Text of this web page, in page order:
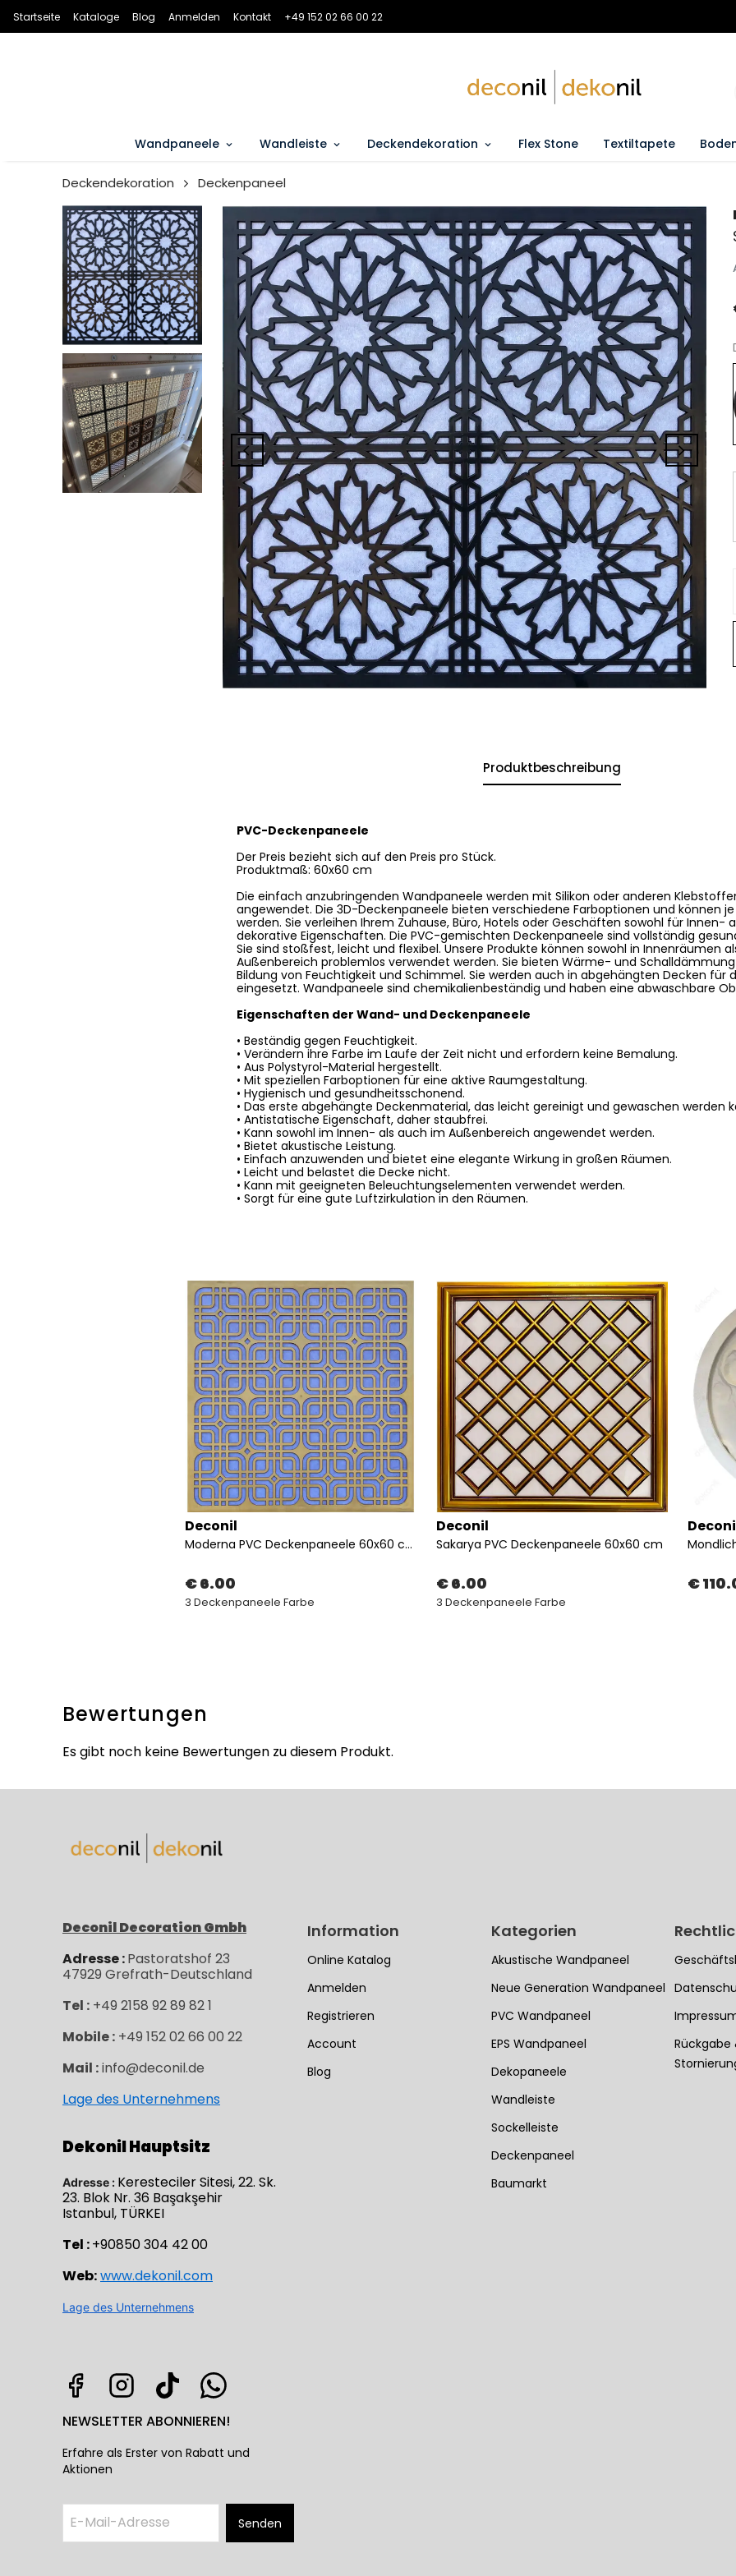
Startseite Kataloge Blog Anmelden Kontakt +49 152 02 66 00 22
Wandpaneele Wandleiste Deckendekoration Flex Stone Textiltapete
Deckendekoration Deckenpaneel
Produktbeschreibung
PVC-Deckenpaneele
Der Preis bezieht sich auf den Preis pro Stück.
Produktmaß: 60x60 cm
Die einfach anzubringenden Wandpaneele werden mit Silikon oder anderen
angewendet. Die 3D-Deckenpaneele bieten verschiedene Farboptionen und können
werden. Sie verleihen Ihrem Zuhause, Büro, Hotels oder Geschäften sowohl für Innen-
dekorative Eigenschaften. Die PVC-gemischten Deckenpaneele sind vollständig
Sie sind stoßfest, leicht und flexibel. Unsere Produkte können sowohl in Innenräumen
Außenbereich problemlos verwendet werden. Sie bieten Wärme- und
Bildung von Feuchtigkeit und Schimmel. Sie werden auch in abgehängten Decken für
eingesetzt. Wandpaneele sind chemikalienbeständig und haben eine abwaschbare
Eigenschaften der Wand- und Deckenpaneele
• Beständig gegen Feuchtigkeit.
• Verändern ihre Farbe im Laufe der Zeit nicht und erfordern keine Bemalung.
• Aus Polystyrol-Material hergestellt.
• Mit speziellen Farboptionen für eine aktive Raumgestaltung.
• Hygienisch und gesundheitsschonend.
• Das erste abgehängte Deckenmaterial, das leicht gereinigt und gewaschen werden
• Antistatische Eigenschaft, daher staubfrei.
• Kann sowohl im Innen- als auch im Außenbereich angewendet werden.
• Bietet akustische Leistung.
• Einfach anzuwenden und bietet eine elegante Wirkung in großen Räumen.
• Leicht und belastet die Decke nicht.
• Kann mit geeigneten Beleuchtungselementen verwendet werden.
• Sorgt für eine gute Luftzirkulation in den Räumen.
Deconil
Moderna PVC Deckenpaneele 60x60 cm
€ 6.00
3 Deckenpaneele Farbe
Deconil
Sakarya PVC Deckenpaneele 60x60 cm
€ 6.00
3 Deckenpaneele Farbe
€
Bewertungen
Es gibt noch keine Bewertungen zu diesem Produkt.
Information
Online Katalog
Anmelden
Registrieren
Account
Blog
Kategorien
Akustische Wandpaneel
Neue Generation Wandpaneel
PVC Wandpaneel
EPS Wandpaneel
Dekopaneele
Wandleiste
Sockelleiste
Deckenpaneel
Baumarkt
Rückgabe
Deconil Decoration Gmbh
Adresse :Pastoratshof 23
47929 Grefrath-Deutschland
Tel : +49 2158 92 89 82 1
Mobile : +49 152 02 66 00 22
Mail :info@deconil.de
Lage des Unternehmens
Dekonil Hauptsitz
Adresse : Keresteciler Sitesi, 22. Sk.
23. Blok Nr. 36 Başakşehir
Istanbul, TÜRKEI
Tel :+90850 304 42 00
Web:www.dekonil.com
Lage des Unternehmens
NEWSLETTER ABONNIEREN!
Erfahre als Erster von Rabatt und
Aktionen
Senden